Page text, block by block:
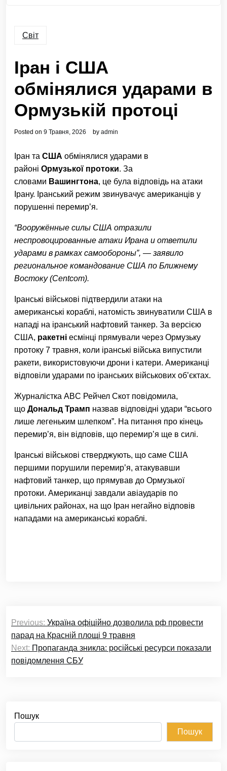
Світ
Іран і США
обмінялися ударами в
Ормузькій протоці
Posted on 9 Травня, 2026 by admin
Іран та США обмінялися ударами в
районі Ормузької протоки. За
словами Вашингтона, це була відповідь на атаки
Ірану. Іранський режим звинувачує американців у
порушенні перемир’я.
“Вооружённые силы США отразили
неспровоцированные атаки Ирана и ответили
ударами в рамках самообороны”, — заявило
региональное командование США по Ближнему
Востоку (Centcom).
Іранські військові підтвердили атаки на
американські кораблі, натомість звинуватили США в
нападі на іранський нафтовий танкер. За версією
США, ракетні есмінці прямували через Ормузьку
протоку 7 травня, коли іранські війська випустили
ракети, використовуючи дрони і катери. Американці
відповіли ударами по іранських військових об’єктах.
Журналістка ABC Рейчел Скот повідомила,
що Дональд Трамп назвав відповідні удари “всього
лише легеньким шлепком”. На питання про кінець
перемир’я, він відповів, що перемир’я ще в силі.
Іранські військові стверджують, що саме США
першими порушили перемир’я, атакувавши
нафтовий танкер, що прямував до Ормузької
протоки. Американці завдали авіаударів по
цивільних районах, на що Іран негайно відповів
нападами на американські кораблі.
записів
Previous: Україна офіційно дозволила рф провести
парад на Красній площі 9 травня
Next: Пропаганда зникла: російські ресурси показали
повідомлення СБУ
Пошук
Пошук